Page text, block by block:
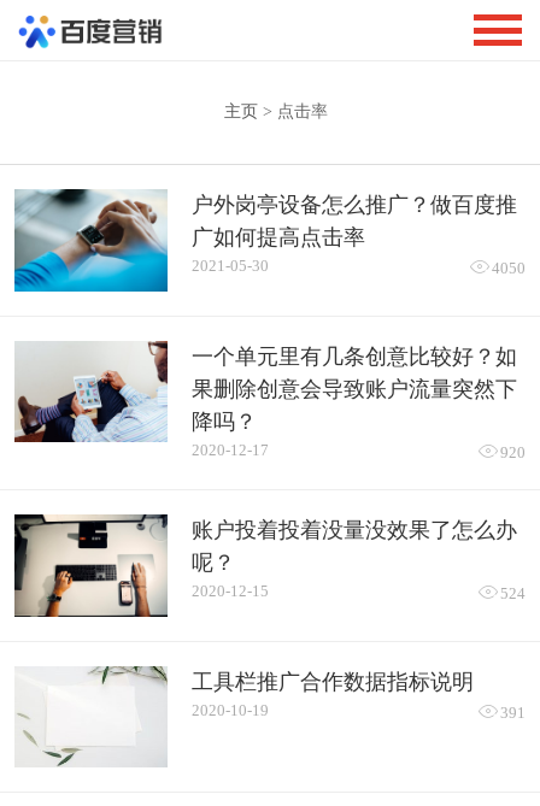
主页 > 点击率
户外岗亭设备怎么推广？做百度推
广如何提高点击率
2021-05-30 4050
一个单元里有几条创意比较好？如
果删除创意会导致账户流量突然下
降吗？
2020-12-17 920
账户投着投着没量没效果了怎么办
呢？
2020-12-15  524
工具栏推广合作数据指标说明
2020-10-19 391